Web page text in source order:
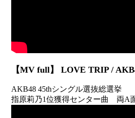
【MV full】 LOVE TRIP /
AKB48 45thシングル選抜総選挙
指原莉乃1位獲得センター曲 両A